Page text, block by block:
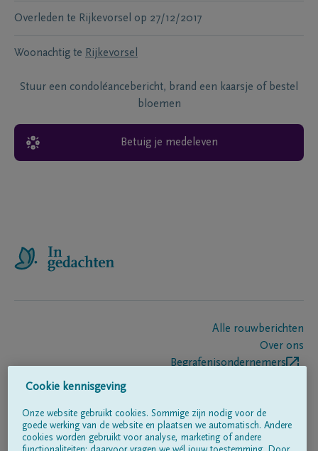
Overleden te Rijkevorsel op 27/12/2017
Woonachtig te Rijkevorsel
Stuur een condoléancebericht, brand een kaarsje of bestel
bloemen
Betuig je medeleven
Alle rouwberichten
Over ons
Begrafenisondernemers
Volg ons op
Cookie kennisgeving
Onze website gebruikt cookies. Sommige zijn nodig voor de
goede werking van de website en plaatsen we automatisch. Andere
cookies worden gebruikt voor analyse, marketing of andere